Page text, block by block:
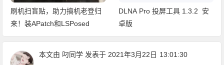
刷机扫盲贴，助力搞机老登归
来！装APatch和LSPosed
DLNA Pro 投屏工具 1.3.2 安
卓版
本文由 叼同学 发表于 2021年3月22日 13:01:30